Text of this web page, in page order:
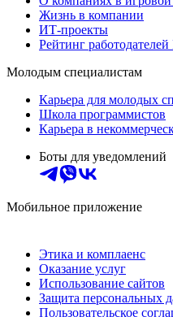
Жизнь в компании
ИТ-проекты
Рейтинг работодателей
Молодым специалистам
Карьера для молодых
Школа программистов
Карьера в
Боты для уведомлений
Мобильное приложение
Этика и комплаенс
Оказание услуг
Использование сайтов
Защита персональных
Пользовательское